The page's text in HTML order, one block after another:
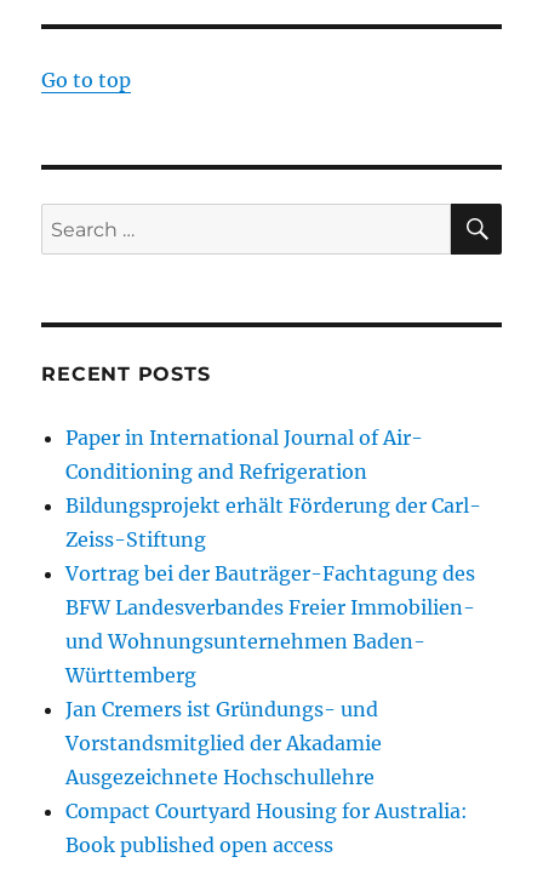
Go to top
Search
for:
RECENT POSTS
Paper in International Journal of Air-
Conditioning and Refrigeration
Bildungsprojekt erhält Förderung der Carl-
Zeiss-Stiftung
Vortrag bei der Bauträger-Fachtagung des
BFW Landesverbandes Freier Immobilien-
und Wohnungsunternehmen Baden-
Württemberg
Jan Cremers ist Gründungs- und
Vorstandsmitglied der Akadamie
Ausgezeichnete Hochschullehre
Compact Courtyard Housing for Australia:
Book published open access